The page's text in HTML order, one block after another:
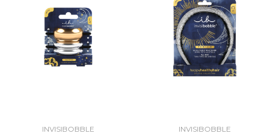
INVISIBOBBLE INVISIBOBBLE